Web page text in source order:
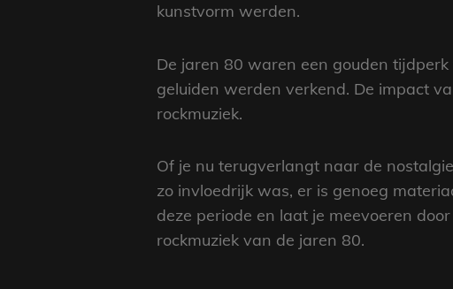
kunstvorm werden.
De jaren 80 waren een gouden
geluiden werden verkend. De impact
rockmuziek.
Of je nu terugverlangt naar de
zo invloedrijk was, er is genoeg
deze periode en laat je meevoeren
rockmuziek van de jaren 80.